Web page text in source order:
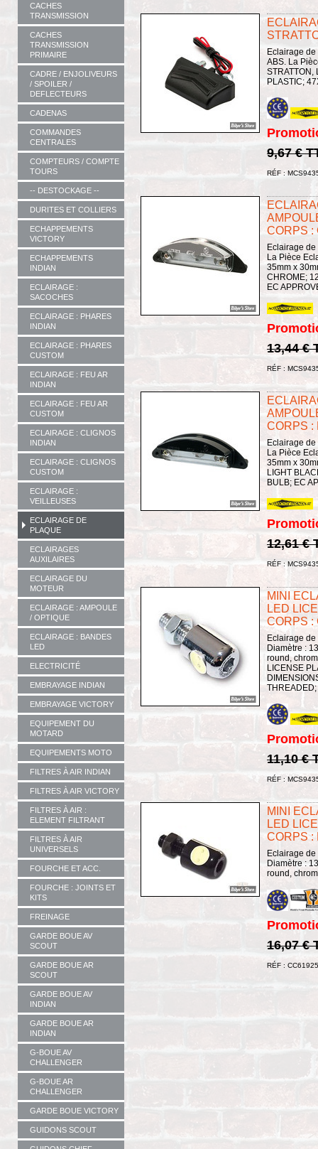
CACHES
TRANSMISSION
CACHES
TRANSMISSION
PRIMAIRE
CADRE / ENJOLIVEURS
/ SPOILER /
DEFLECTEURS
CADENAS
COMMANDES
CENTRALES
COMPTEURS / COMPTE
TOURS
-- DESTOCKAGE --
DURITES ET COLLIERS
ECHAPPEMENTS
VICTORY
ECHAPPEMENTS
INDIAN
ECLAIRAGE :
SACOCHES
ECLAIRAGE : PHARES
INDIAN
ECLAIRAGE : PHARES
CUSTOM
ECLAIRAGE : FEU AR
INDIAN
ECLAIRAGE : FEU AR
CUSTOM
ECLAIRAGE : CLIGNOS
INDIAN
ECLAIRAGE : CLIGNOS
CUSTOM
ECLAIRAGE :
VEILLEUSES
ECLAIRAGE DE
PLAQUE
ECLAIRAGES
AUXILAIRES
ECLAIRAGE DU
MOTEUR
ECLAIRAGE : AMPOULE
/ OPTIQUE
ECLAIRAGE : BANDES
LED
ELECTRICITÉ
EMBRAYAGE INDIAN
EMBRAYAGE VICTORY
EQUIPEMENT DU
MOTARD
EQUIPEMENTS MOTO
FILTRES À AIR INDIAN
FILTRES À AIR VICTORY
FILTRES À AIR :
ELEMENT FILTRANT
FILTRES À AIR
UNIVERSELS
FOURCHE ET ACC.
FOURCHE : JOINTS ET
KITS
FREINAGE
GARDE BOUE AV
SCOUT
GARDE BOUE AR
SCOUT
GARDE BOUE AV
INDIAN
GARDE BOUE AR
INDIAN
G-BOUE AV
CHALLENGER
G-BOUE AR
CHALLENGER
GARDE BOUE VICTORY
GUIDONS SCOUT
Eclairage
ABS. La
STRATTON,
PLASTIC;
9,67 €
RÉF :
CORPS :
Eclairage
La Pièce
35mm x
CHROME;
EC
13,44 €
RÉF :
CORPS :
Eclairage
La Pièce
35mm x
LIGHT
BULB; EC
12,61 €
RÉF :
MINI
LED
CORPS :
Eclairage
Diamètre :
round,
LICENSE
11,10 €
RÉF :
MINI
LED
CORPS :
Eclairage
Diamètre :
round,
16,07 €
RÉF :